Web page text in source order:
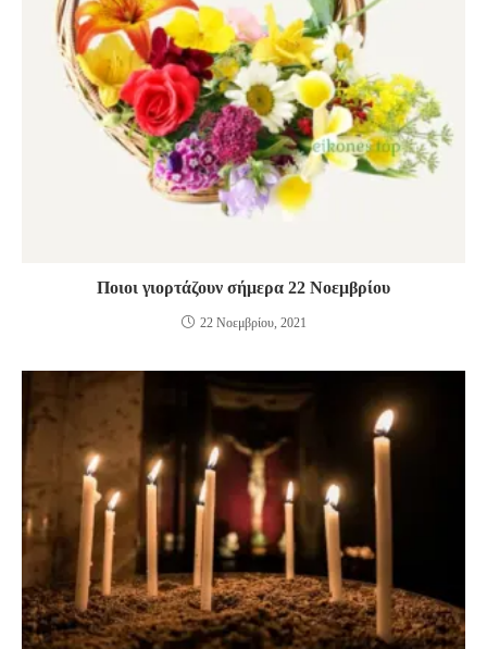
Ποιοι γιορτάζουν σήμερα 22 Νοεμβρίου
22 Νοεμβρίου, 2021